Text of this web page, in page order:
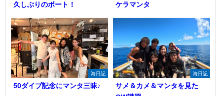
久しぶりのボート！ ケラマンタ
海日記
50ダイブ記念にマンタ三昧♪
海日記
サメ＆カメ＆マンタを見た